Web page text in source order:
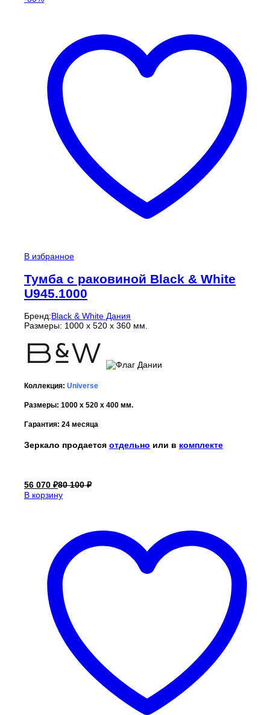
В избранное
Тумба с раковиной Black & White
U945.1000
Бренд:Black & White Дания
Размеры: 1000 x 520 x 360 мм.
Коллекция: Universe
Размеры: 1000 x 520 x 400 мм.
Гарантия: 24 месяца
Зеркало продается отдельно или в комплекте
56 070 ₽80 100₽
В корзину